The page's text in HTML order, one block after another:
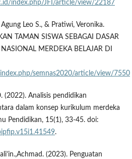
index.php/JFI/article/view/22187
Leo S., & Pratiwi, Veronika.
TAMAN SISWA SEBAGAI DASAR
MERDEKA BELAJAR DI
semnas2020/article/view/7550
(2022). Analisis pendidikan
dalam konsep kurikulum merdeka
Pendidikan, 15(1), 33-45. doi:
.
(2023). Penguatan